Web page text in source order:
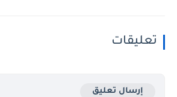
تعليقات
إرسال تعليق